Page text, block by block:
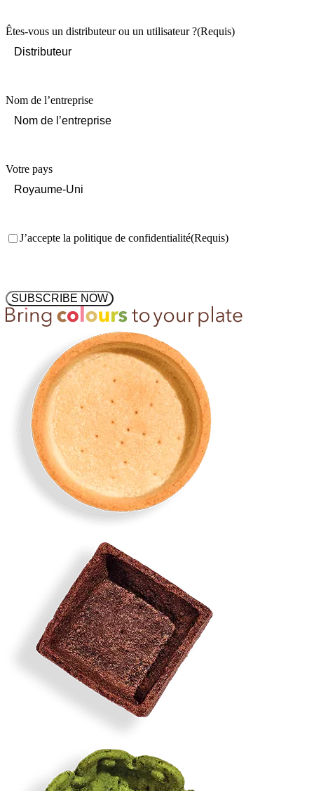
Êtes-vous un distributeur ou un utilisateur ?(Requis)
Nom de l’entreprise
Votre pays
Consentement(Requis)
J’accepte la politique de confidentialité(Requis)